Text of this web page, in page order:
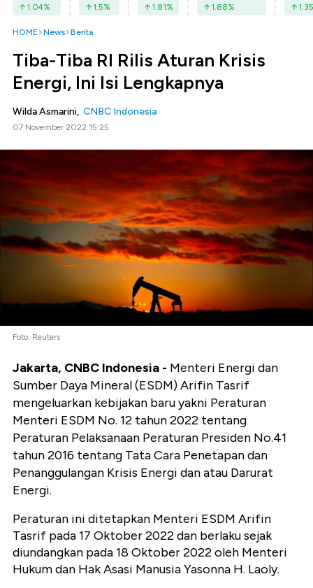
1.04% 1.5% 1.81% 1.88% 1.35
HOME News Berita
Tiba-Tiba RI Rilis Aturan Krisis
Energi, Ini Isi Lengkapnya
Wilda Asmarini, CNBC Indonesia
07 November 2022 15:25
Foto: Reuters
Jakarta, CNBC Indonesia - Menteri Energi dan
Sumber Daya Mineral (ESDM) Arifin Tasrif
mengeluarkan kebijakan baru yakni Peraturan
Menteri ESDM No. 12 tahun 2022 tentang
Peraturan Pelaksanaan Peraturan Presiden No.41
tahun 2016 tentang Tata Cara Penetapan dan
Penanggulangan Krisis Energi dan atau Darurat
Energi.
Peraturan ini ditetapkan Menteri ESDM Arifin
Tasrif pada 17 Oktober 2022 dan berlaku sejak
diundangkan pada 18 Oktober 2022 oleh Menteri
Hukum dan Hak Asasi Manusia Yasonna H. Laoly.